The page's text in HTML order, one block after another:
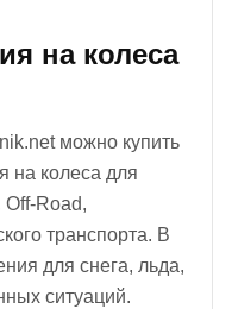
на колеса
можно купить
на колеса для
Off-Road,
транспорта. В
для снега, льда,
ситуаций.